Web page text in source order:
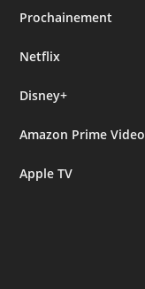
Prochainement
Netflix
Disney+
Amazon Prime Video
Apple TV